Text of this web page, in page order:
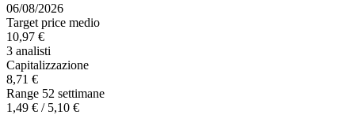
06/08/2026
Target price medio
10,97 €
3 analisti
Capitalizzazione
8,71 €
Range 52 settimane
1,49 € / 5,10 €